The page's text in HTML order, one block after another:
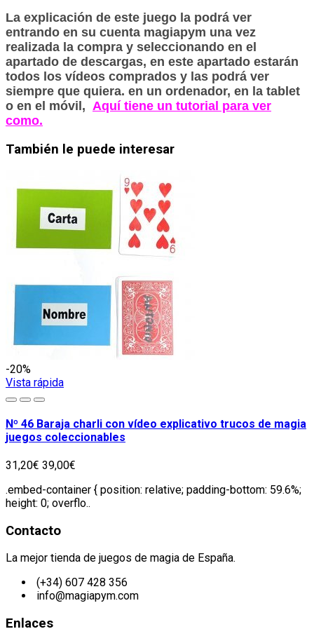
La explicación de este juego la podrá ver
entrando en su cuenta magiapym una vez
realizada la compra y seleccionando en el
apartado de descargas, en este apartado estarán
todos los vídeos comprados y las podrá ver
siempre que quiera. en un ordenador, en la tablet
o en el móvil, Aquí tiene un tutorial para ver
como.
También le puede interesar
-20%
Vista rápida
Nº 46 Baraja charli con vídeo explicativo trucos de magia
juegos coleccionables
31,20€ 39,00€
.embed-container { position: relative; padding-bottom: 59.6%;
height: 0; overflo..
Contacto
La mejor tienda de juegos de magia de España.
(+34) 607 428 356
info@magiapym.com
Enlaces